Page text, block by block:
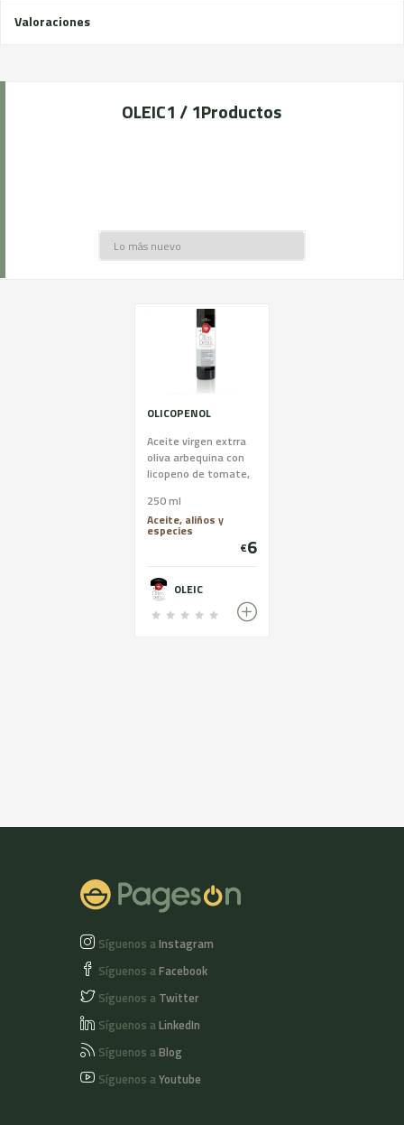
Valoraciones
OLEIC1 / 1Productos
OLICOPENOL
Aceite virgen extrra
oliva arbequina con
licopeno de tomate,
antioxidante y
promotor de sistema
inmune
250 ml
Aceite, aliños y
especies
€6
OLEIC
Síguenos aInstagram
Síguenos aFacebook
Síguenos a Twitter
Síguenos aLinkedIn
Síguenos aBlog
Síguenos aYoutube